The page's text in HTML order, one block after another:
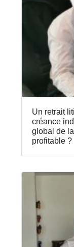
Un retrait
créance
global de
profitable ?